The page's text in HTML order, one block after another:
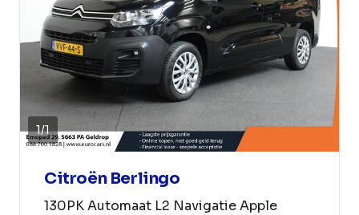
1/1
Citroën Berlingo
130PK Automaat L2 Navigatie Apple